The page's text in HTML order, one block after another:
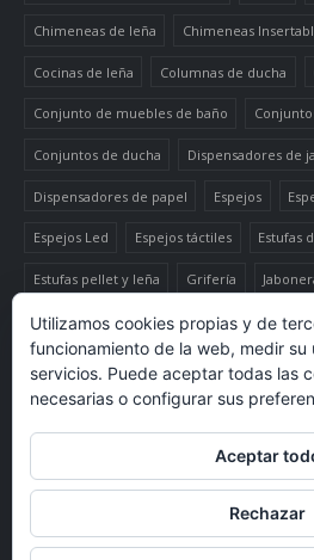
Chimeneas de leña Chimeneas
Cocinas de leña Columnas de ducha
Conjunto de muebles de baño
Conjuntos de ducha Dispensadores de
Dispensadores de papel Espejos
Espejos Led Espejos táctiles Estufas
Estufas pellet y leña Grifería
Luminaria Mueble auxiliar alto
Termo-productos de leña
TermoEstufas de Pellets Toalleros
© copyright 2020. All Rights Reserved.
Utilizamos cookies propias y de
funcionamiento de la web, medir su
servicios. Puede aceptar todas las
necesarias o configurar sus
Aceptar
Rechazar